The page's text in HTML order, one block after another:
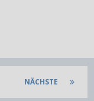
NÄCHSTE